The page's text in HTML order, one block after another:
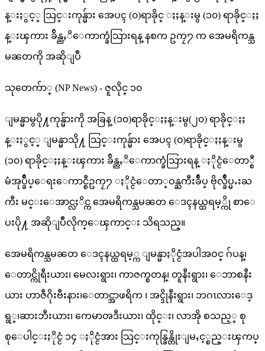
န္းႏွင့္ သြင္းကုန္မ်ား အေပၚ (၀)ရာခိုင္ ႏႈန္းမွ (၁၀) ရာခိုင္ႏႈ
န္းၾကား ခ်ိန္ညႇိေကာက္ခံသြားရန္ နစက ဥကၠ႒ က အေမရိကန္သ
မၼတကို အဆိုျပဳ
သုတေက်ာ္ (NP News) - ဇူလိုင္ ၁၀
ျမန္မာမွပို႔ကုန္မ်ားကို အခြန္ (၁၀)ရာခိုင္ႏႈန္းမွ(၂၀) ရာခိုင္ႏႈ
န္းႏွင့္ ျမန္မာသို႔ သြင္းကုန္မ်ား အေပၚ (၀)ရာခိုင္ႏႈန္းမွ
(၁၀) ရာခိုင္ႏႈန္းၾကား ခ်ိန္ညႇိေကာက္ခံသြားရန္ ႏိုင္ငံေတာ္စီ
မံအုပ္ခ်ဳပ္ေရးေကာင္စီဥကၠ႒ ႏိုင္ငံေတာ္ဝန္ႀကီးခ်ဳပ္ ဗိုလ္ခ်ဳပ္မႉးႀ
ကီး မင္းေအာင္လႈိင္က အေမရိကန္သမၼတ ေဒၚနယ္ထရမ့္ကို စာေ
ပးပို႔ အဆိုျပဳလိုက္ေၾကာင္း သိရသည္။
အေမရိကန္သမၼတ ေဒၚနယ္ထရမ့္က ျမန္မာႏိုင္ငံအပါအဝင္ ဂ်ပန္၊
ေတာင္ကိုရီးယား၊ မေလးရွား၊ ကာဇက္စတန္၊ တူနီးရွား၊ ေဘာစနီး
ယား ဟာဇီဂိုးဗီးနား၊ေတာင္အာဖရိက ၊ အင္ဒိုနီးရွား၊ ဘဂၤလားေဒ့
ရွ္၊ဆားဘီးယား၊ ကေမာၻဒီးယား၊ ထိုင္း၊ လာအို စသည့္ စု
စုေပါင္းႏိုင္ငံ ၁၄ ႏိုင္ငံအား သြင္းကုန္ခြန္တိုးျမႇင့္စည္းၾကပ္